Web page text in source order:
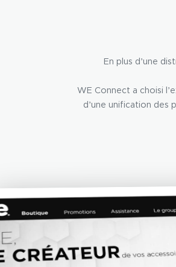
En plus d’une
WE Connect a choisi
d’une unification des